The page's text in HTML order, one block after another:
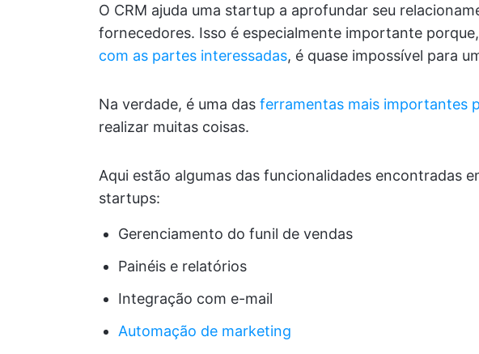
O CRM ajuda uma startup a aprofundar seu
fornecedores. Isso é especialmente importante
com as partes interessadas, é quase impossível para
Na verdade, é uma das ferramentas mais importantes
realizar muitas coisas.
Aqui estão algumas das funcionalidades encontradas
startups:
Gerenciamento do funil de vendas
Painéis e relatórios
Integração com e-mail
Automação de marketing